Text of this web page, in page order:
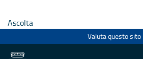
Ascolta
Valuta questo sito